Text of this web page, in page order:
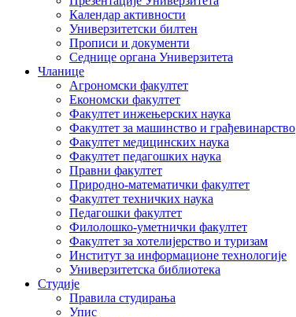
Календар активности
Универзитетски билтен
Прописи и документи
Седнице органа Универзитета
Чланице
Агрономски факултет
Економски факултет
Факултет инжењерских наука
Факултет за машинство и грађевинарство
Факултет медицинских наука
Факултет педагошких наука
Правни факултет
Природно-математички факултет
Факултет техничких наука
Педагошки факултет
Филолошко-уметнички факултет
Факултет за хотелијерство и туризам
Институт за информационе технологије
Универзитетска библиотека
Студије
Правила студирања
Упис